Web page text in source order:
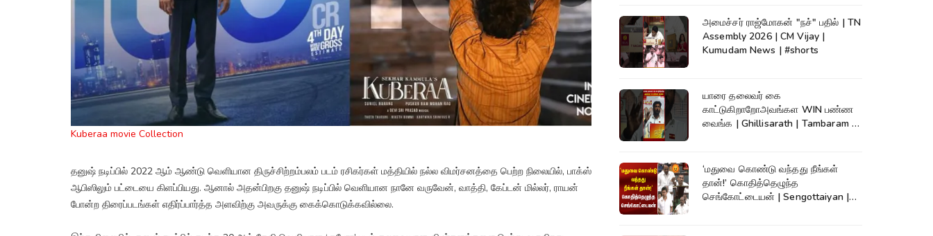
Kuberaa movie Collection
தனுஷ் நடிப்பில் 2022 ஆம் ஆண்டு வெளியான திருச்சிற்றம்பலம் படம் ரசிகர்கள் மத்தியில் நல்ல விமர்சனத்தை பெற்ற நிலையில், பாக்ஸ்
ஆபிஸிலும் பட்டையை கிளப்பியது. ஆனால் அதன்பிறகு தனுஷ் நடிப்பில் வெளியான நானே வருவேன், வாத்தி, கேப்டன் மில்லர், ராயன்
போன்ற திரைப்படங்கள் எதிர்ப்பார்த்த அளவிற்கு அவருக்கு கைக்கொடுக்கவில்லை.
அமைச்சர் ராஜ்மோகன் "நச்" பதில் | TN
Assembly 2026 | CM Vijay |
Kumudam News | #shorts
யாரை தலைவர் கை
காட்டுகிறாறோஅவங்கள WIN பண்ண
வைங்க | Ghillisarath | Tambaram |
‘மதுவை கொண்டு வந்தது நீங்கள்
தான்!’ கொதித்தெழுந்த
செங்கோட்டையன் | Sengottaiyan |